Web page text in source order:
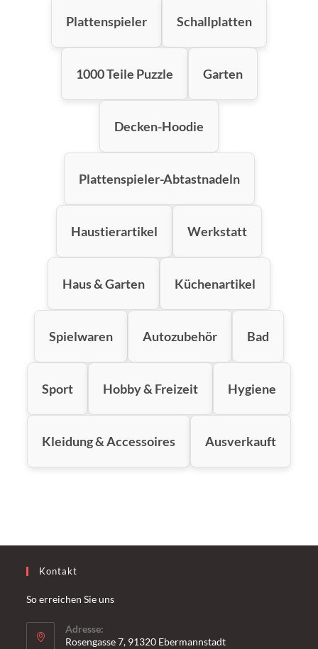
Plattenspieler Schallplatten
1000 Teile Puzzle Garten
Decken-Hoodie
Plattenspieler-Abtastnadeln
Haustierartikel Werkstatt
Haus & Garten Küchenartikel
Spielwaren Autozubehör Bad
Sport Hobby & Freizeit Hygiene
Kleidung & Accessoires Ausverkauft
Kontakt
So erreichen Sie uns
Adresse:
Rosengasse 7, 91320 Ebermannstadt